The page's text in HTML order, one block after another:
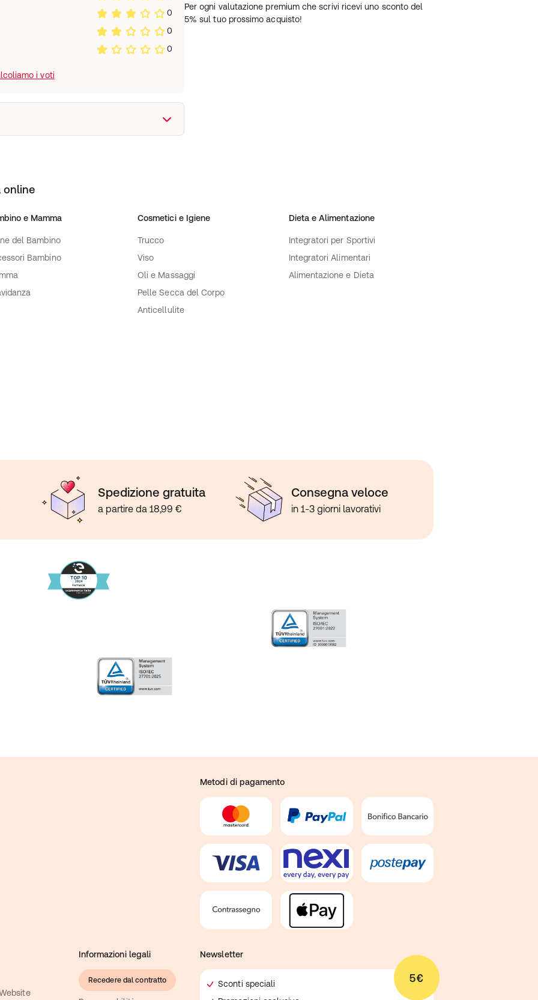
e ai bambini di
l'apertura. Se
0
0
0
i voti
Per ogni valutazione premium che scrivi ricevi uno sconto del
5% sul tuo prossimo acquisto!
online
e Mamma
del Bambino
Bambino
Cosmetici e Igiene
Trucco
Viso
Oli e Massaggi
Pelle Secca del Corpo
Anticellulite
Dieta e Alimentazione
Integratori per Sportivi
Integratori Alimentari
Alimentazione e Dieta
Spedizione gratuita
a partire da 18,99 €
Consegna veloce
in 1-3 giorni lavorativi
Metodi di pagamento
Informazioni legali
Recedere dal contratto
Newsletter
5€
Sconti speciali